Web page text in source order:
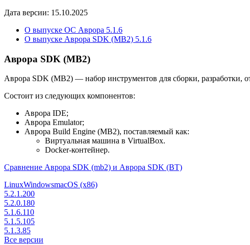
Дата версии: 15.10.2025
О выпуске ОС Аврора 5.1.6
О выпуске Аврора SDK (MB2) 5.1.6
Аврора SDK (MB2)
Аврора SDK (MB2) — набор инструментов для сборки,
Состоит из следующих компонентов:
Аврора IDE;
Аврора Emulator;
Аврора Build Engine (MB2), поставляемый как:
Виртуальная машина в VirtualBox.
Docker-контейнер.
Сравнение Аврора SDK (mb2) и Аврора SDK (BT)
LinuxWindowsmacOS (x86)
5.2.1.200
5.2.0.180
5.1.6.110
5.1.5.105
5.1.3.85
Все версии